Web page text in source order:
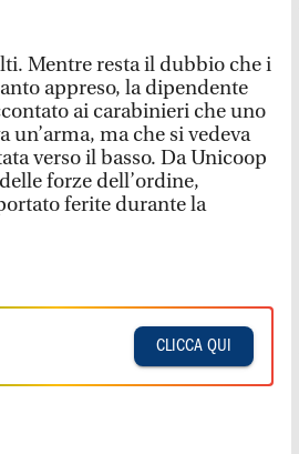
Mentre resta il dubbio che i
appreso, la dipendente
ai carabinieri che uno
un’arma, ma che si vedeva
verso il basso. Da Unicoop
forze dell’ordine,
ferite durante la
CLICCA QUI